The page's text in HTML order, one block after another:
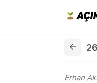
Erhan